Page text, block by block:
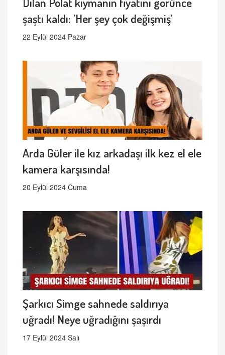
şaştı kaldı: 'Her şey çok değişmiş'
22 Eylül 2024 Pazar
Arda Güler ile kız arkadaşı ilk kez el ele
kamera karşısında!
20 Eylül 2024 Cuma
Şarkıcı Simge sahnede saldırıya
uğradı! Neye uğradığını şaşırdı
17 Eylül 2024 Salı